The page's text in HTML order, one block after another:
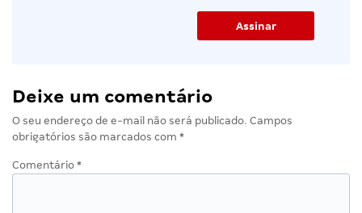
Deixe um comentário
O seu endereço de e-mail não será publicado. Campos
obrigatórios são marcados com *
Comentário *